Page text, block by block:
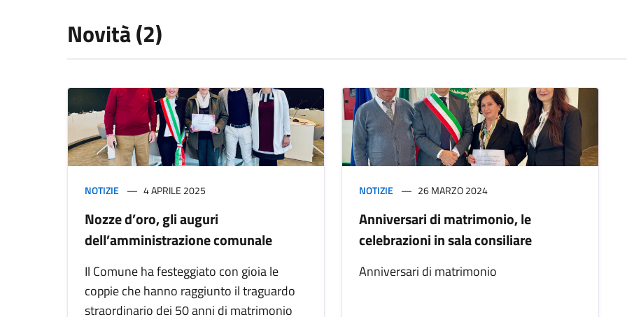
Novità (2)
NOTIZIE 4 APRILE 2025
Nozze d’oro, gli auguri
dell’amministrazione comunale
Il Comune ha festeggiato con gioia le
coppie che hanno raggiunto il traguardo
straordinario dei 50 anni di matrimonio
NOTIZIE 26 MARZO 2024
Anniversari di matrimonio, le
celebrazioni in sala consiliare
Anniversari di matrimonio